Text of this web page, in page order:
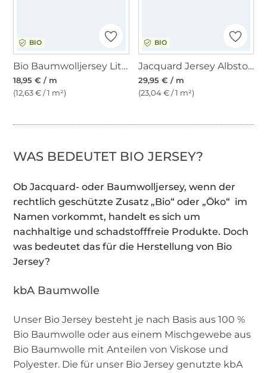
BIO
Bio Baumwolljersey Little Leaves, wollweiß
18,95 € / m
(12,63 € / 1 m²)
BIO
Jacquard Jersey Albstoffe Hamburger Liebe Hipster Square Big Knit Knit, hellgrau
29,95 € / m
(23,04 € / 1 m²)
WAS BEDEUTET BIO JERSEY?
Ob Jacquard- oder Baumwolljersey, wenn der
rechtlich geschützte Zusatz „Bio“ oder „Öko“ im
Namen vorkommt, handelt es sich um
nachhaltige und schadstofffreie Produkte. Doch
was bedeutet das für die Herstellung von Bio
Jersey?
kbA Baumwolle
Unser Bio Jersey besteht je nach Basis aus 100 %
Bio Baumwolle oder aus einem Mischgewebe aus
Bio Baumwolle mit Anteilen von Viskose und
Polyester. Die für unser Bio Jersey genutzte kbA